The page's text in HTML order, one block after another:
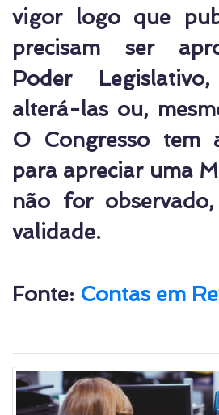
vigor logo que
precisam ser
Poder
alterá-las ou,
O Congresso tem
para apreciar uma
não for
validade.
Fonte: Contas em